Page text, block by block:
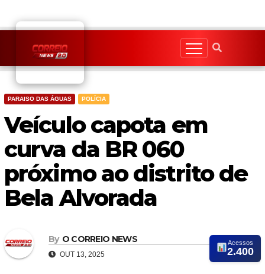
content
PARAISO DAS ÁGUAS POLÍCIA
Veículo capota em
curva da BR 060
próximo ao distrito de
Bela Alvorada
By O CORREIO NEWS
OUT 13, 2025
Acessos
2.400